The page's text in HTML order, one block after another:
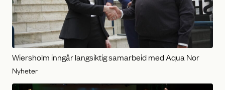
Wiersholm inngår langsiktig samarbeid med Aqua Nor
Nyheter